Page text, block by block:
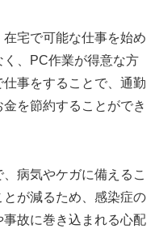
宅で可能な仕事を始め
、PC作業が得意な方
事をすることで、通勤
を節約することができ
病気やケガに備えるこ
が減るため、感染症の
故に巻き込まれる心配